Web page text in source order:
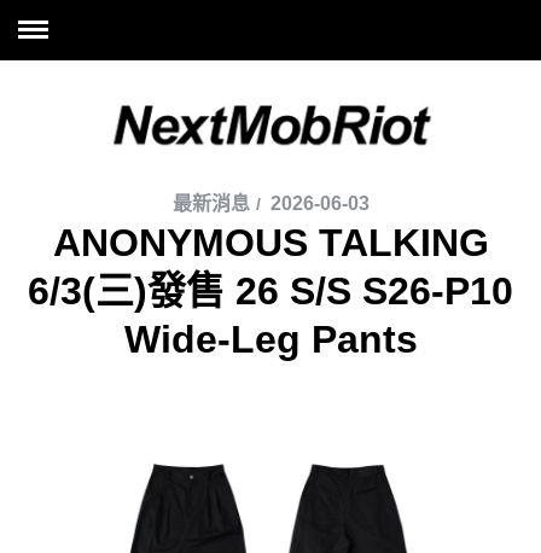
最新消息 2026-06-03
ANONYMOUS TALKING
6/3(三)發售 26 S/S S26-P10
Wide-Leg Pants